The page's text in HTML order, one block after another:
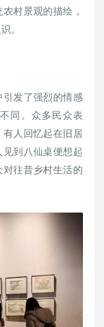
村景观的描绘，
。
发了强烈的情感
同。众多民众表
人回忆起在旧居
到八仙桌便想起
往昔乡村生活的